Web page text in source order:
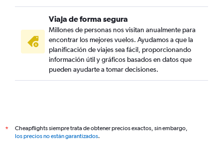
Viaja de forma segura
Millones de personas nos visitan anualmente para
encontrar los mejores vuelos. Ayudamos a que la
planificación de viajes sea fácil, proporcionando
información útil y gráficos basados en datos que
pueden ayudarte a tomar decisiones.
*
Cheapflights siempre trata de obtener precios exactos, sin embargo,
los precios no están garantizados.